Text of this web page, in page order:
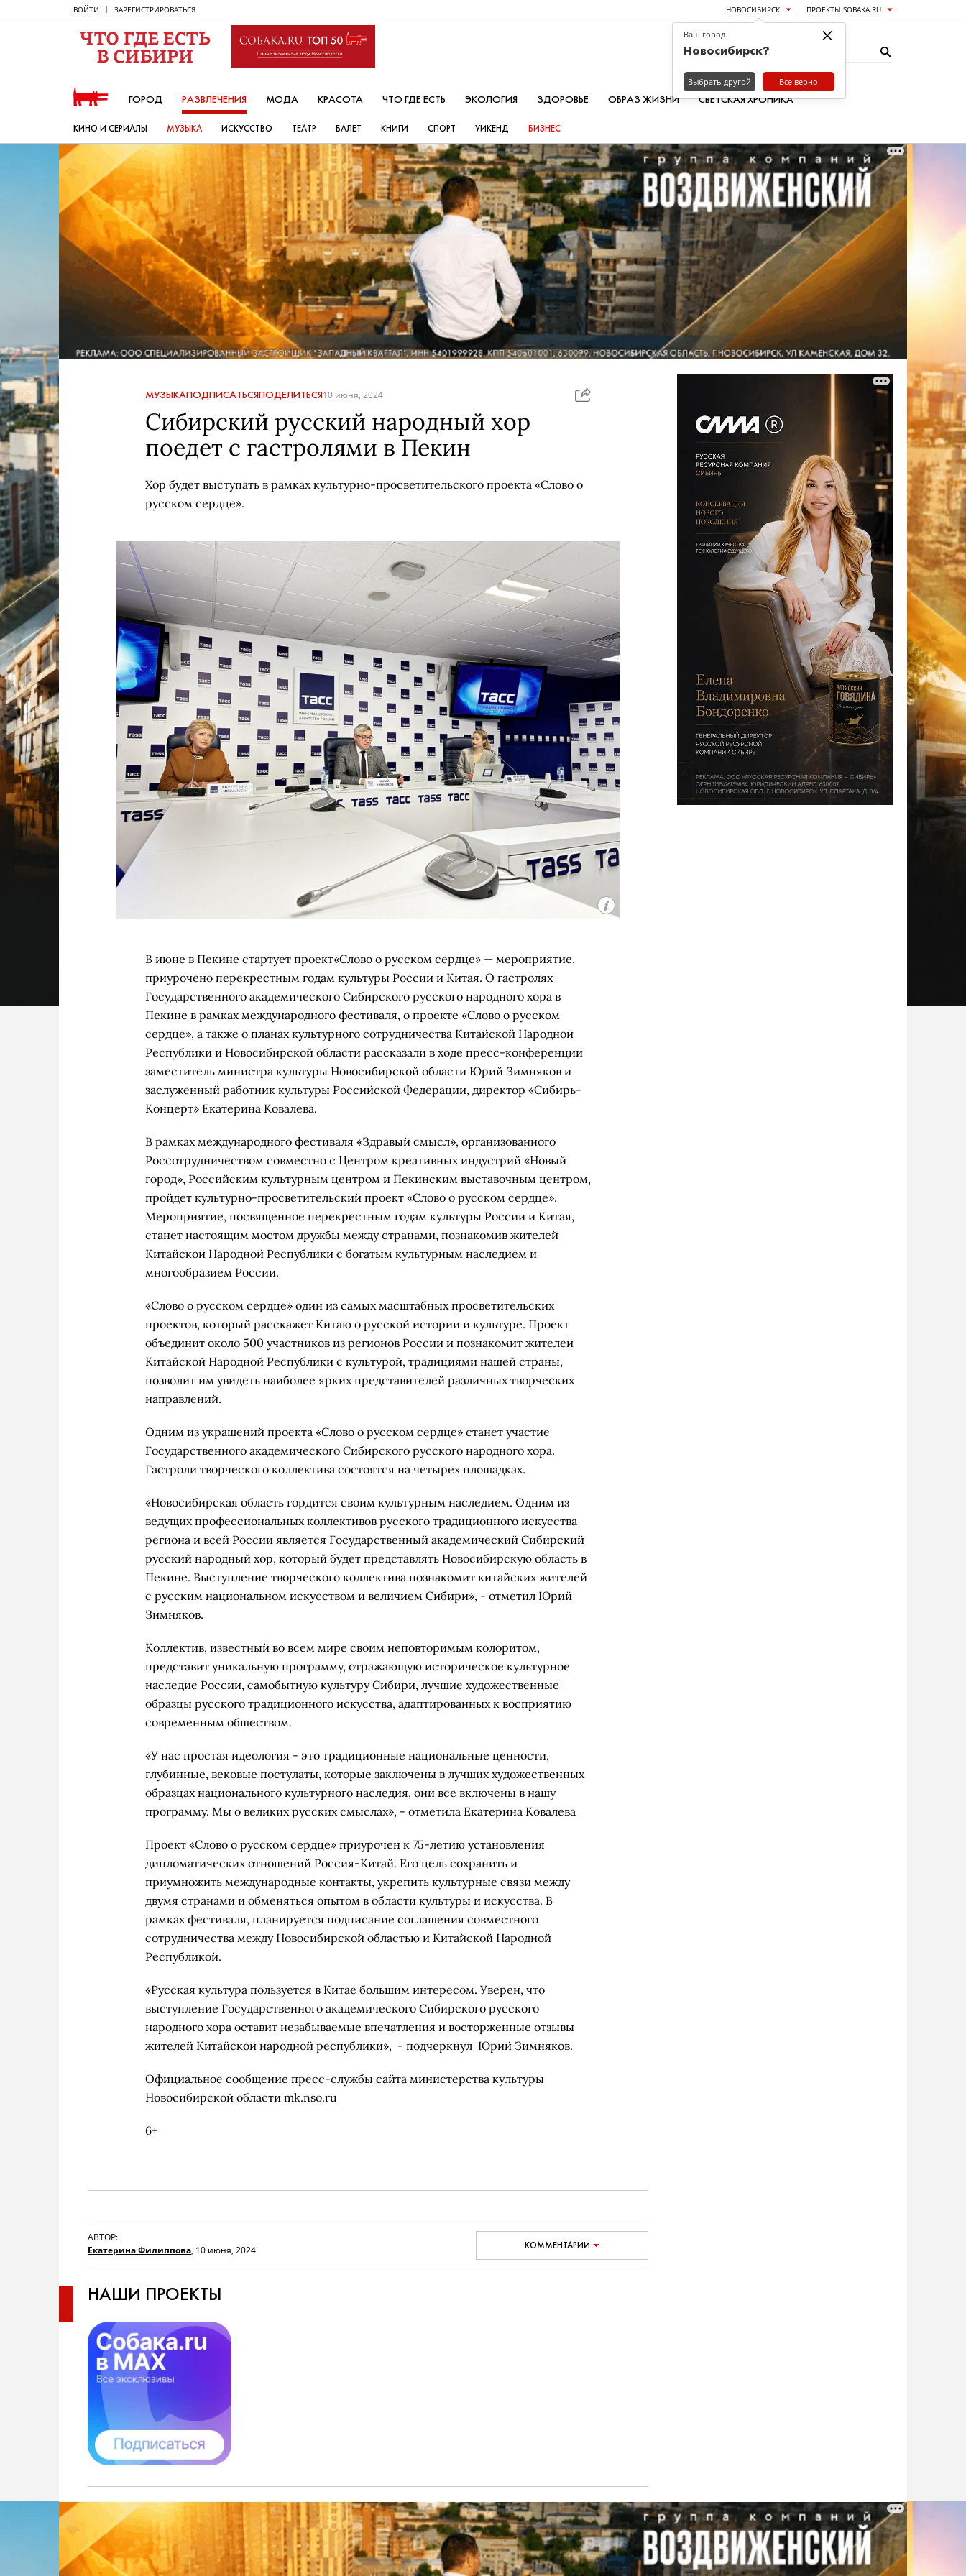
ВОЙТИ ЗАРЕГИСТРИРОВАТЬСЯ НОВОСИБИРСК ПРОЕКТЫ SOBAKA.RU
ГОРОД РАЗВЛЕЧЕНИЯ МОДА КРАСОТА ЧТО ГДЕ ЕСТЬ ЭКОЛОГИЯ ЗДОРОВЬЕ ОБРАЗ ЖИЗНИ СВЕТСКАЯ ХРОНИКА
КИНО И СЕРИАЛЫ МУЗЫКА ИСКУССТВО ТЕАТР БАЛЕТ КНИГИ СПОРТ УИКЕНД БИЗНЕС
МУЗЫКАПОДПИСАТЬСЯПОДЕЛИТЬСЯ10 июня, 2024
Сибирский русский народный хор
поедет с гастролями в Пекин
Хор будет выступать в рамках культурно-просветительского проекта «Слово о
русском сердце».
В июне в Пекине стартует проект«Слово о русском сердце» — мероприятие,
приурочено перекрестным годам культуры России и Китая. О гастролях
Государственного академического Сибирского русского народного хора в
Пекине в рамках международного фестиваля, о проекте «Слово о русском
сердце», а также о планах культурного сотрудничества Китайской Народной
Республики и Новосибирской области рассказали в ходе пресс-конференции
заместитель министра культуры Новосибирской области Юрий Зимняков и
заслуженный работник культуры Российской Федерации, директор «Сибирь-
Концерт» Екатерина Ковалева.
В рамках международного фестиваля «Здравый смысл», организованного
Россотрудничеством совместно с Центром креативных индустрий «Новый
город», Российским культурным центром и Пекинским выставочным центром,
пройдет культурно-просветительский проект «Слово о русском сердце».
Мероприятие, посвященное перекрестным годам культуры России и Китая,
станет настоящим мостом дружбы между странами, познакомив жителей
Китайской Народной Республики с богатым культурным наследием и
многообразием России.
«Слово о русском сердце» один из самых масштабных просветительских
проектов, который расскажет Китаю о русской истории и культуре. Проект
объединит около 500 участников из регионов России и познакомит жителей
Китайской Народной Республики с культурой, традициями нашей страны,
позволит им увидеть наиболее ярких представителей различных творческих
направлений.
Одним из украшений проекта «Слово о русском сердце» станет участие
Государственного академического Сибирского русского народного хора.
Гастроли творческого коллектива состоятся на четырех площадках.
«Новосибирская область гордится своим культурным наследием. Одним из
ведущих профессиональных коллективов русского традиционного искусства
региона и всей России является Государственный академический Сибирский
русский народный хор, который будет представлять Новосибирскую область в
Пекине. Выступление творческого коллектива познакомит китайских жителей
с русским национальном искусством и величием Сибири», - отметил Юрий
Зимняков.
Коллектив, известный во всем мире своим неповторимым колоритом,
представит уникальную программу, отражающую историческое культурное
наследие России, самобытную культуру Сибири, лучшие художественные
образцы русского традиционного искусства, адаптированных к восприятию
современным обществом.
«У нас простая идеология - это традиционные национальные ценности,
глубинные, вековые постулаты, которые заключены в лучших художественных
образцах национального культурного наследия, они все включены в нашу
программу. Мы о великих русских смыслах», - отметила Екатерина Ковалева
Проект «Слово о русском сердце» приурочен к 75-летию установления
дипломатических отношений Россия-Китай. Его цель сохранить и
приумножить международные контакты, укрепить культурные связи между
двумя странами и обменяться опытом в области культуры и искусства. В
рамках фестиваля, планируется подписание соглашения совместного
сотрудничества между Новосибирской областью и Китайской Народной
Республикой.
«Русская культура пользуется в Китае большим интересом. Уверен, что
выступление Государственного академического Сибирского русского
народного хора оставит незабываемые впечатления и восторженные отзывы
жителей Китайской народной республики», - подчеркнул Юрий Зимняков.
Официальное сообщение пресс-службы сайта министерства культуры
Новосибирской области mk.nso.ru
6+
АВТОР:
Екатерина Филиппова, 10 июня, 2024 КОММЕНТАРИИ
НАШИ ПРОЕКТЫ
×
Ваш город
Новосибирск?
Выбрать другой Все верно